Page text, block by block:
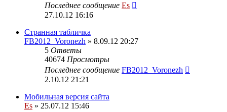
Последнее сообщение Es
27.10.12 16:16
Странная табличка
FB2012_Voronezh » 8.09.12 20:27
5 Ответы
40674 Просмотры
Последнее сообщение FB2012_Voronezh
2.10.12 21:21
Мобильная версия сайта
Es » 25.07.12 15:46